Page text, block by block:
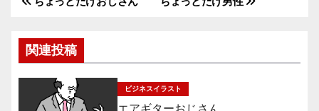
e c
b
o
o
投
稿
ナ
ビ
関連投稿
ビジネスイラスト